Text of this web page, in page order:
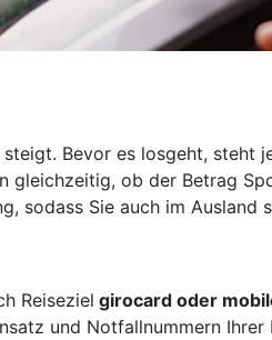
Bevor es losgeht, steht
gleichzeitig, ob der Betrag
sodass Sie auch im Ausland
Reiseziel girocard oder
und Notfallnummern Ihrer